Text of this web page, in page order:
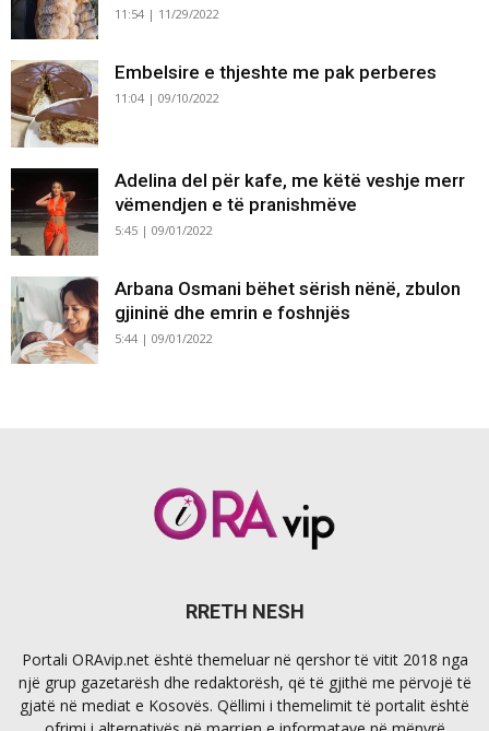
11:54 | 11/29/2022
Embelsire e thjeshte me pak perberes
11:04 | 09/10/2022
Adelina del për kafe, me këtë veshje merr
vëmendjen e të pranishmëve
5:45 | 09/01/2022
Arbana Osmani bëhet sërish nënë, zbulon
gjininë dhe emrin e foshnjës
5:44 | 09/01/2022
RRETH NESH
Portali ORAvip.net është themeluar në qershor të vitit 2018 nga
një grup gazetarësh dhe redaktorësh, që të gjithë me përvojë të
gjatë në mediat e Kosovës. Qëllimi i themelimit të portalit është